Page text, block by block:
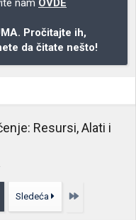
nam OVDE
Pročitajte ih,
da čitate nešto!
Resursi, Alati i
Sledeća Poslednja